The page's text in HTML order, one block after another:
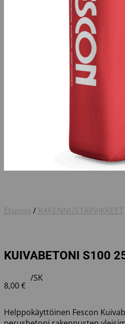
Etusivu / RAKENNUSTARVIKKEET
KUIVABETONI S100
8,00€
/SK
Helppokäyttöinen Fescon